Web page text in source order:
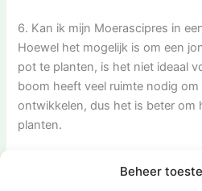
Beheer
6. Kan ik mijn Moerascipres in
Hoewel het mogelijk is om een
pot te planten, is het niet ideaal
boom heeft veel ruimte nodig
ontwikkelen, dus het is beter om
planten.
Door deze veelgestelde vragen
we je nog meer inzicht te hebben